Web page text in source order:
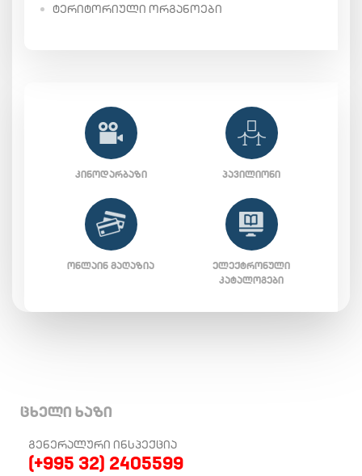
ᲢᲔᲠᲘᲢᲝᲠᲘᲣᲚᲘ ᲝᲠᲒᲐᲜᲝᲔᲑᲘ
ᲙᲘᲜᲝᲓᲐᲠᲑᲐᲖᲘ ᲞᲐᲕᲘᲚᲘᲝᲜᲘ
ᲝᲜᲚᲐᲘᲜ ᲛᲐᲦᲐᲖᲘᲐ
ᲔᲚᲔᲥᲢᲠᲝᲜᲣᲚᲘ
ᲙᲐᲢᲐᲚᲝᲒᲔᲑᲘ
ცხელი ხაზი
ᲒᲔᲜᲔᲠᲐᲚᲣᲠᲘ ᲘᲜᲡᲞᲔᲥᲪᲘᲐ
(+995 32) 2405599